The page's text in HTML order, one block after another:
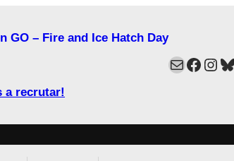
GO – Fire and Ice Hatch Day
a recrutar!
Mail